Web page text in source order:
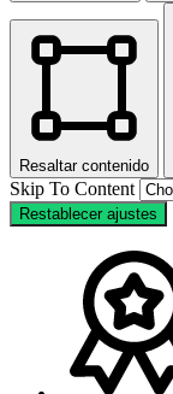
Resaltar contenido
Skip To Content
Restablecer ajustes